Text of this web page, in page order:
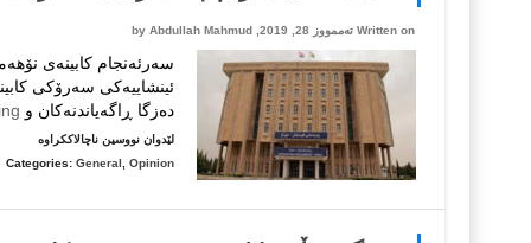
Written on تەممووز 28, 2019, by Abdullah Mahmud
ئینشاییەکی سەرۆکی
دەزگا ڕاگەیاندنەکان و
لێدوان نووسین ناچالاککراوەلە
…
هەرێم
Categories: General Opinion